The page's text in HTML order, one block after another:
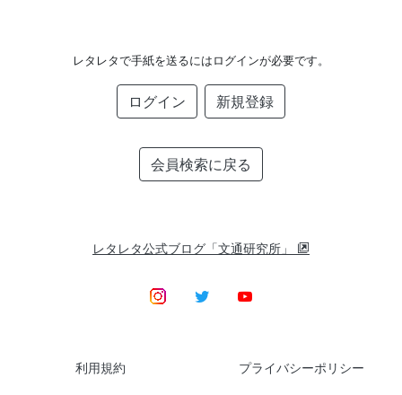
レタレタで手紙を送るにはログインが必要です。
ログイン 新規登録
会員検索に戻る
レタレタ公式ブログ「文通研究所」
利用規約 プライバシーポリシー